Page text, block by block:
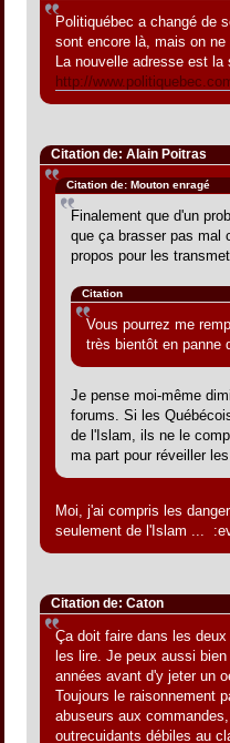
Politiquébec a changé de
sont encore là, mais on ne
La nouvelle adresse est la
http://
Citation de: Alain Poitras
Citation de: Mouton enragé
Finalement que d'un
que ça brasser pas mal
propos pour les
Citation
Vous pourrez me
très bientôt en panne
Je pense moi-même
forums. Si les
de l'Islam, ils ne le
ma part pour réveiller les
Moi, j'ai compris les
seulement de l'Islam ...
Citation de: Caton
Ça doit faire dans les
les lire. Je peux aussi
années avant d'y jeter un
Toujours le raisonnement
abuseurs aux
outrecuidants débiles au